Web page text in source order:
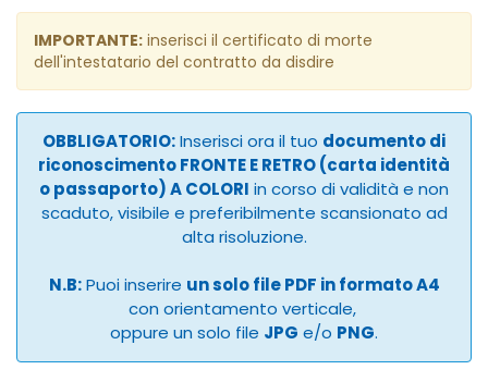
IMPORTANTE: inserisci il certificato di morte
dell'intestatario del contratto da disdire
OBBLIGATORIO:Inserisci ora il tuo documento di
riconoscimento FRONTE E RETRO (carta identità
o passaporto) A COLORI in corso di validità e non
scaduto, visibile e preferibilmente scansionato ad
alta risoluzione.
N.B:Puoi inserire un solo file PDF in formato A4
con orientamento verticale,
oppure un solo file JPG e/o PNG.